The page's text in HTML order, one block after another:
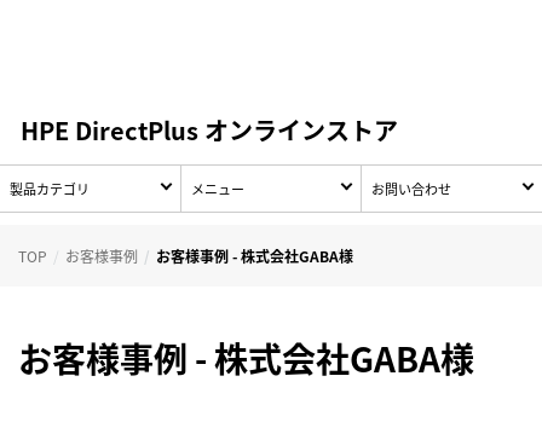
HPE DirectPlus オンラインストア
製品カテゴリ メニュー お問い合わせ
TOP お客様事例 お客様事例 - 株式会社GABA様
お客様事例 - 株式会社GABA様